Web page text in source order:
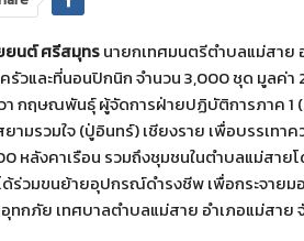
ยนต์ ศรีสมุทรนายกเทศมนตรีตำบลแม่สาย
รัวและที่นอนปิกนิก จำนวน 3,000 ชุด มูลค่
กฤษณพันธุ์ ผู้จัดการฝ่ายปฏิบัติการภาค 1
ามรวมใจ (ปู่อินทร์) เชียงราย เพื่อบรรเท
หลังคาเรือน รวมถึงชุมชนในตำบลแม่สาย
ด้ร่วมขนย้ายอุปกรณ์ดำรงชีพ เพื่อกระจาย
กภัย เทศบาลตำบลแม่สาย อำเภอแม่สาย